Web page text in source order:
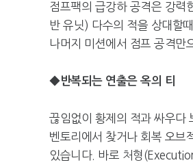
점프팩의 급강하 공격은 강력
반 유닛) 다수의 적을 상대할
나머지 미션에서 점프 공격만
◆반복되는 연출은 옥의 티
끊임없이 황제의 적과 싸우다
벤토리에서 찾거나 회복 오브
있습니다. 바로 처형